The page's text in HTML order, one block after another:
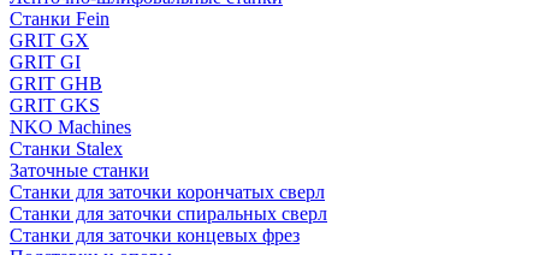
Станки Fein
GRIT GX
GRIT GI
GRIT GHB
GRIT GKS
NKO Machines
Станки Stalex
Заточные станки
Станки для заточки корончатых сверл
Станки для заточки спиральных сверл
Станки для заточки концевых фрез